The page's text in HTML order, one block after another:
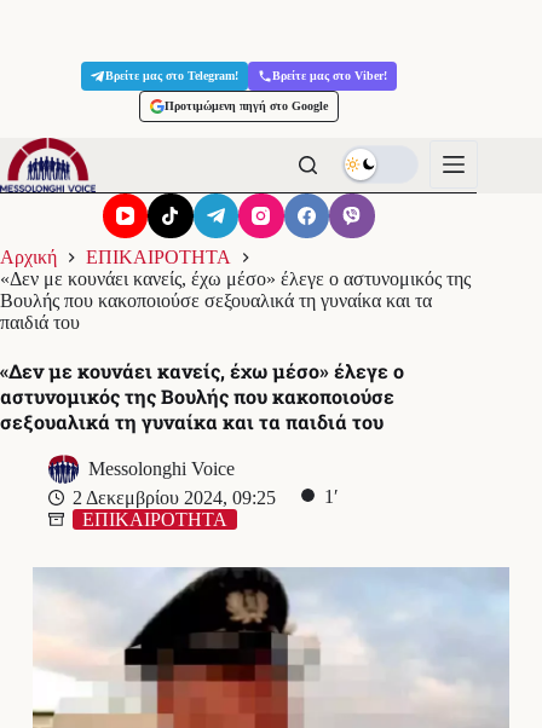
Βρείτε μας στο Telegram! Βρείτε μας στο Viber!
Προτιμώμενη πηγή στο Google
Αρχική
ΕΠΙΚΑΙΡΟΤΗΤΑ
«Δεν με κουνάει κανείς, έχω μέσο» έλεγε ο αστυνομικός της
Βουλής που κακοποιούσε σεξουαλικά τη γυναίκα και τα
παιδιά του
«Δεν με κουνάει κανείς, έχω μέσο» έλεγε ο
αστυνομικός της Βουλής που κακοποιούσε
σεξουαλικά τη γυναίκα και τα παιδιά του
Messolonghi Voice
2 Δεκεμβρίου 2024, 09:25
1′
ΕΠΙΚΑΙΡΟΤΗΤΑ